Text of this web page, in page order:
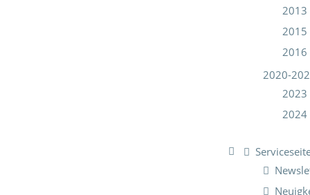
2013
2015
2016
2020-
2023
2024